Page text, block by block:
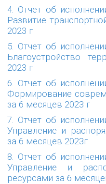
4. Отчет об
Развитие
2023 г
5. Отчет об
Благоустройство
2023 г
6. Отчет об
Формирование
за 6 месяцев 2023 г
7. Отчет об
Управление и
за 6 месяцев 2023г
8. Отчет об
Управление и
ресурсами за 6